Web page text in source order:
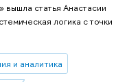
вышла статья Анастасии
логика с точки
и аналитика